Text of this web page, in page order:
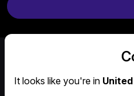
It looks like you're in